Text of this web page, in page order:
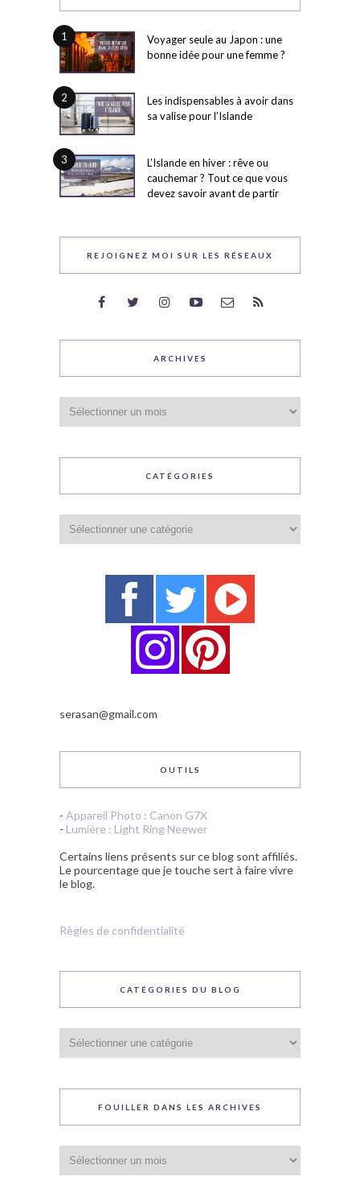
1
Voyager seule au Japon : une
bonne idée pour une femme ?
2
Les indispensables à avoir dans
sa valise pour l’Islande
3
L’Islande en hiver : rêve ou
cauchemar ? Tout ce que vous
devez savoir avant de partir
REJOIGNEZ MOI SUR LES RÉSEAUX
ARCHIVES
CATÉGORIES
serasan@gmail.com
OUTILS
- Appareil Photo : Canon G7X
- Lumière : Light Ring Neewer
Certains liens présents sur ce blog sont affiliés.
Le pourcentage que je touche sert à faire vivre
le blog.
Règles de confidentialité
CATÉGORIES DU BLOG
du
blog
FOUILLER DANS LES ARCHIVES
dans
les